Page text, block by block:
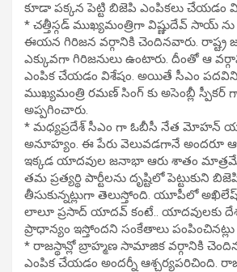
కూడా పక్కన పెట్టి బిజెపి ఎంపికలు చేయడం
* చత్తీస్గడ్ ముఖ్యమంత్రిగా విష్ణుదేవ్ సాయ్
ఈయన గిరిజన వర్గానికి చెందినవారు. రాష్ట్ర
ఎక్కువగా గిరిజనులు ఉంటారు. దీంతో ఆ
ఎంపిక చేయడం విశేషం. అయితే సీఎం
ముఖ్యమంత్రి రమణ్ సింగ్ కు అసెంబ్లీ స్పీకర్
అప్పగించారు.
* మధ్యప్రదేశ్ సీఎం గా ఓబీసీ నేత మోహన్
అనూహ్యం. ఈ పేరు వెలువడగానే అందరూ
ఇక్కడ యాదవుల జనాభా ఆరు శాతం మాత్రమే.
తమ ప్రత్యర్థి పార్టీలను దృష్టిలో పెట్టుకుని
తీసుకున్నట్లుగా తెలుస్తోంది. యూపీలో
లాలూ ప్రసాద్ యాదవ్ కంటే.. యాదవులకు
ప్రాధాన్యం ఇస్తోందని సంకేతాలు
* రాజస్థాన్లో బ్రాహ్మణ సామాజిక వర్గానికి
ఎంపిక చేయడం అందర్నీ ఆశ్చర్యపరిచింది.